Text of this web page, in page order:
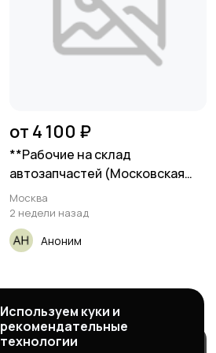
от 4 100 ₽
**Рабочие на склад
автозапчастей (Московская
обл.,
Москва
2 недели назад
Аноним
Используем куки и
рекомендательные
технологии